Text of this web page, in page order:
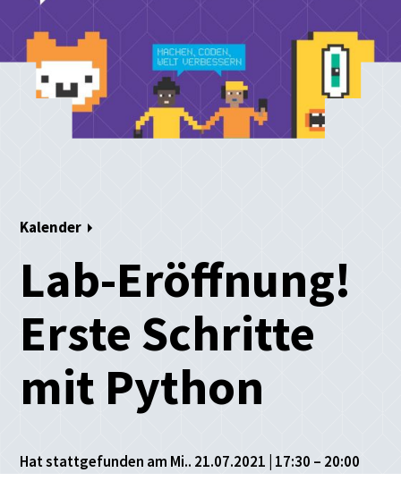
Kalender
Lab-Eröffnung!
Erste Schritte
mit Python
Hat stattgefunden am Mi.. 21.07.2021 | 17:30 – 20:00